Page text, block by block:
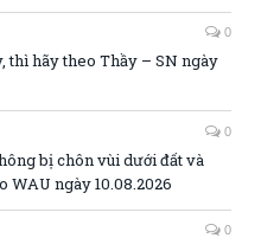
0
thì hãy theo Thầy – SN ngày
0
bị chôn vùi dưới đất và
WAU ngày 10.08.2026
0